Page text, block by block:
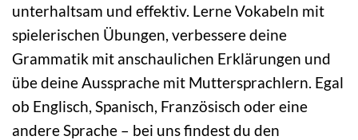
unterhaltsam und effektiv. Lerne Vokabeln mit
spielerischen Übungen, verbessere deine
Grammatik mit anschaulichen Erklärungen und
übe deine Aussprache mit Muttersprachlern. Egal
ob Englisch, Spanisch, Französisch oder eine
andere Sprache – bei uns findest du den